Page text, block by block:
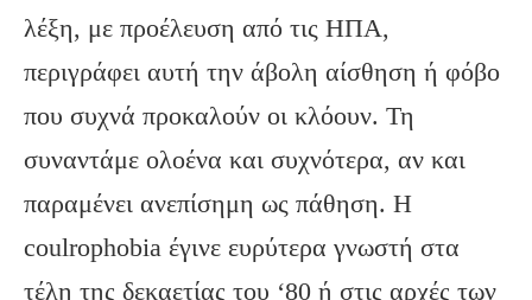
λέξη, με προέλευση από τις ΗΠΑ,
περιγράφει αυτή την άβολη αίσθηση ή φόβο
που συχνά προκαλούν οι κλόουν. Τη
συναντάμε ολοένα και συχνότερα, αν και
παραμένει ανεπίσημη ως πάθηση. Η
coulrophobia έγινε ευρύτερα γνωστή στα
τέλη της δεκαετίας του ‘80 ή στις αρχές των